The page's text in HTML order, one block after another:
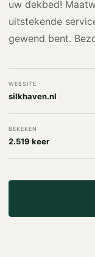
uw dekbed!
uitstekende
gewend bent.
WEBSITE
silkhaven.nl
BEKEKEN
2.519 keer